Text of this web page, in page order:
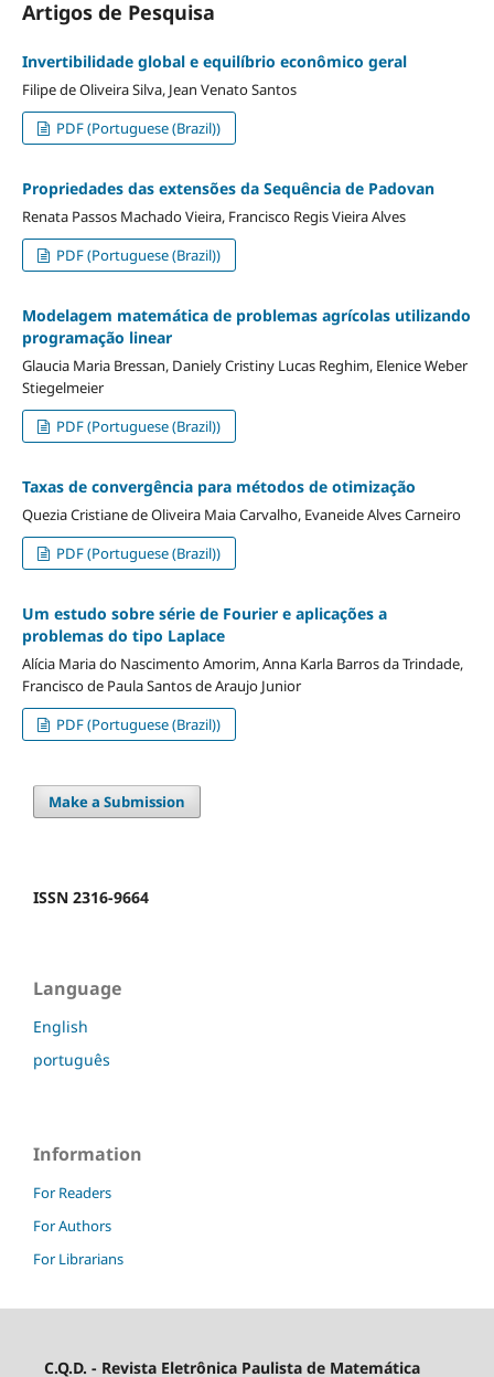
Artigos de Pesquisa
Invertibilidade global e equilíbrio econômico geral
Filipe de Oliveira Silva, Jean Venato Santos
PDF (Portuguese (Brazil))
Propriedades das extensões da Sequência de Padovan
Renata Passos Machado Vieira, Francisco Regis Vieira Alves
PDF (Portuguese (Brazil))
Modelagem matemática de problemas agrícolas utilizando
programação linear
Glaucia Maria Bressan, Daniely Cristiny Lucas Reghim, Elenice Weber
Stiegelmeier
PDF (Portuguese (Brazil))
Taxas de convergência para métodos de otimização
Quezia Cristiane de Oliveira Maia Carvalho, Evaneide Alves Carneiro
PDF (Portuguese (Brazil))
Um estudo sobre série de Fourier e aplicações a
problemas do tipo Laplace
Alícia Maria do Nascimento Amorim, Anna Karla Barros da Trindade,
Francisco de Paula Santos de Araujo Junior
PDF (Portuguese (Brazil))
Make a Submission
ISSN 2316-9664
Language
English
português
Information
For Readers
For Authors
For Librarians
C.Q.D. - Revista Eletrônica Paulista de Matemática